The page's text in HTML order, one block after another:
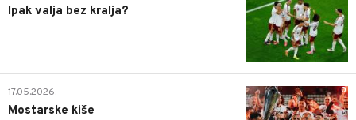
Ipak valja bez kralja?
0
17.05.2026.
Mostarske kiše